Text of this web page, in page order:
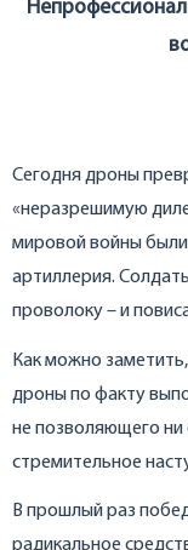
Сегодня дроны
«неразрешимую
мировой войны
артиллерия.
проволоку – и
Как можно
дроны по факту
не позволяющего ни
стремительное
В прошлый раз
радикальное